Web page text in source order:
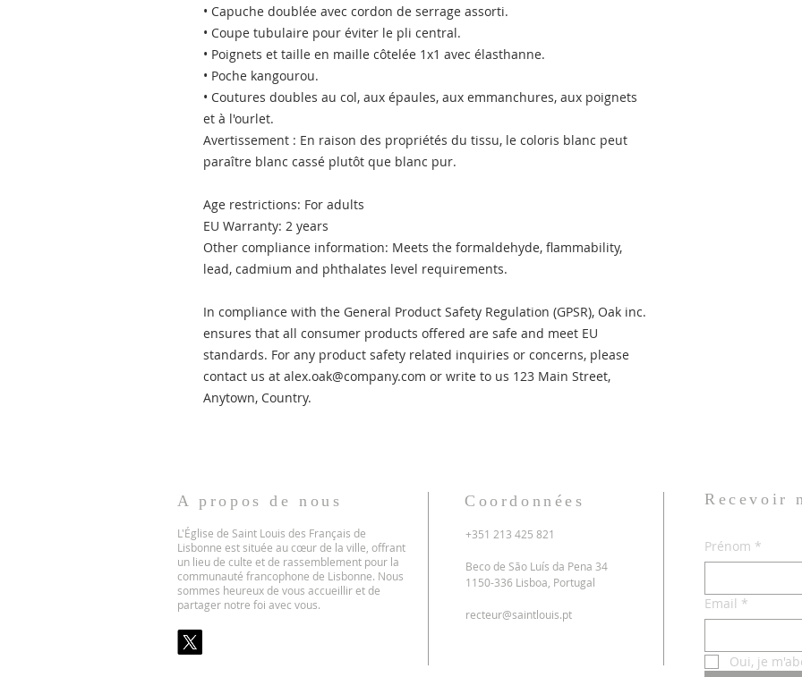
• Capuche doublée avec cordon de serrage assorti.
• Coupe tubulaire pour éviter le pli central.
• Poignets et taille en maille côtelée 1x1 avec élasthanne.
• Poche kangourou.
• Coutures doubles au col, aux épaules, aux emmanchures, aux poignets
et à l'ourlet.
Avertissement : En raison des propriétés du tissu, le coloris blanc peut
paraître blanc cassé plutôt que blanc pur.
Age restrictions: For adults
EU Warranty: 2 years
Other compliance information: Meets the formaldehyde, flammability,
lead, cadmium and phthalates level requirements.
In compliance with the General Product Safety Regulation (GPSR), Oak inc.
ensures that all consumer products offered are safe and meet EU
standards. For any product safety related inquiries or concerns, please
contact us at alex.oak@company.com or write to us 123 Main Street,
Anytown, Country.
A propos de nous
L'Église de Saint Louis des Français de
Lisbonne est située au cœur de la ville, offrant
un lieu de culte et de rassemblement pour la
communauté francophone de Lisbonne. Nous
sommes heureux de vous accueillir et de
partager notre foi avec vous.
Coordonnées
+351 213 425 821
Beco de São Luís da Pena 34
1150-336 Lisboa, Portugal
recteur@saintlouis.pt
Recevoir
Prénom *
Email *
Oui, je